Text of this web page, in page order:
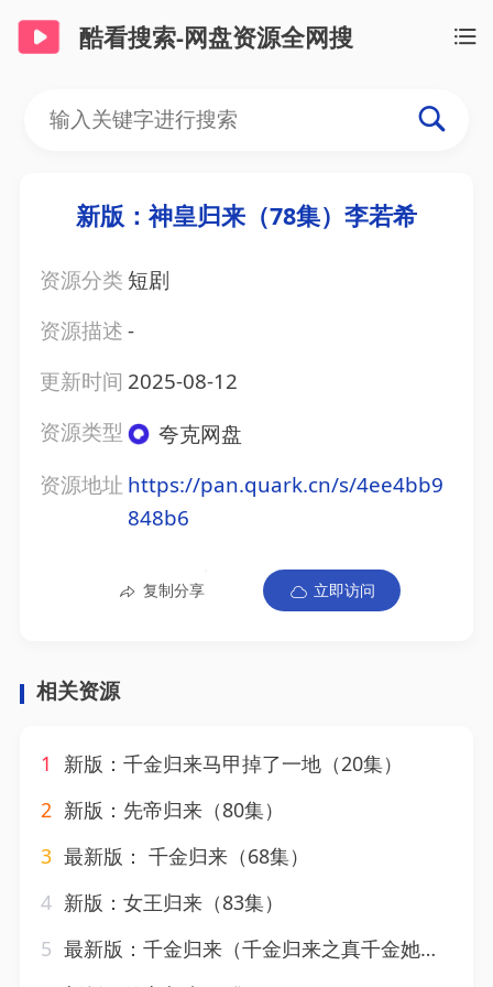
酷看搜索-网盘资源全网搜
新版：神皇归来（78集）李若希
资源分类 短剧
资源描述-
更新时间 2025-08-12
资源类型
夸克网盘
资源地址 https://pan.quark.cn/s/4ee4bb9
848b6
复制分享 立即访问
相关资源
1
新版：千金归来马甲掉了一地（20集）
2 新版：先帝归来（80集）
3 最新版： 千金归来（68集）
4 新版：女王归来（83集）
5 最新版：千金归来（千金归来之真千金她又美又飒）（81集）